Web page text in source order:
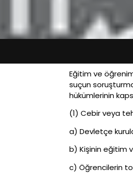
Eğitim ve
suçun
hükümlerinin
(1) Cebir veya
a) Devletçe
b) Kişinin eğitim
c) Öğrencilerin